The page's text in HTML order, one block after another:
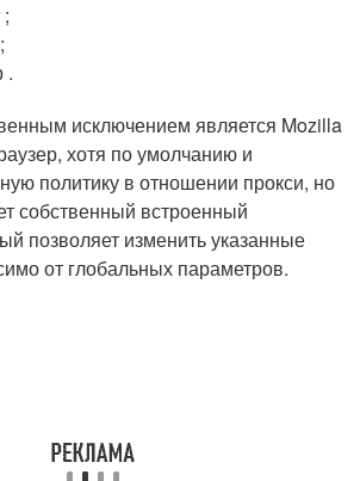
.
исключением является Mozilla
хотя по умолчанию и
политику в отношении прокси, но
собственный встроенный
позволяет изменить указанные
от глобальных параметров.